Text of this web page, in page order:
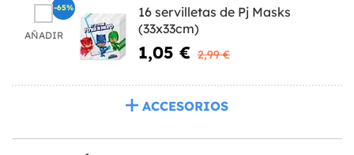
AÑADIR
16 servilletas de Pj Masks
(33x33cm)
1,05 € 2,99 €
-65%
ACCESORIOS